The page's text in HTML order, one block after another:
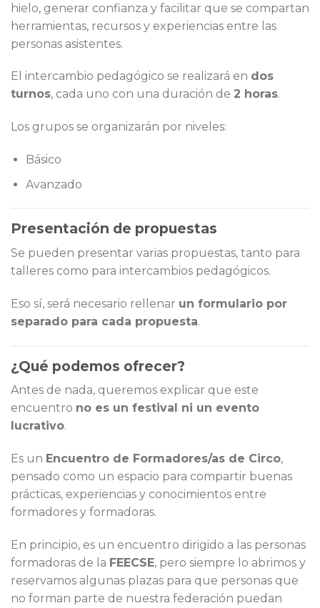
hielo, generar confianza y facilitar que se compartan
herramientas, recursos y experiencias entre las
personas asistentes.
El intercambio pedagógico se realizará en dos
turnos, cada uno con una duración de 2 horas.
Los grupos se organizarán por niveles:
Básico
Avanzado
Presentación de propuestas
Se pueden presentar varias propuestas, tanto para
talleres como para intercambios pedagógicos.
Eso sí, será necesario rellenar un formulario por
separado para cada propuesta.
¿Qué podemos ofrecer?
Antes de nada, queremos explicar que este
encuentro no es un festival ni un evento
lucrativo.
Es un Encuentro de Formadores/as de Circo,
pensado como un espacio para compartir buenas
prácticas, experiencias y conocimientos entre
formadores y formadoras.
En principio, es un encuentro dirigido a las personas
formadoras de la FEECSE, pero siempre lo abrimos y
reservamos algunas plazas para que personas que
no forman parte de nuestra federación puedan